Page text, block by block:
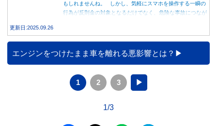
もしれませんね。 しかし、気軽にスマホを操作する一瞬の
行為が反則金の対象となるだけでなく、危険な事故につなが
更新日:2025.09.26
エンジンをつけたまま車を離れる悪影響とは？
1 2 3 ▶
1/3